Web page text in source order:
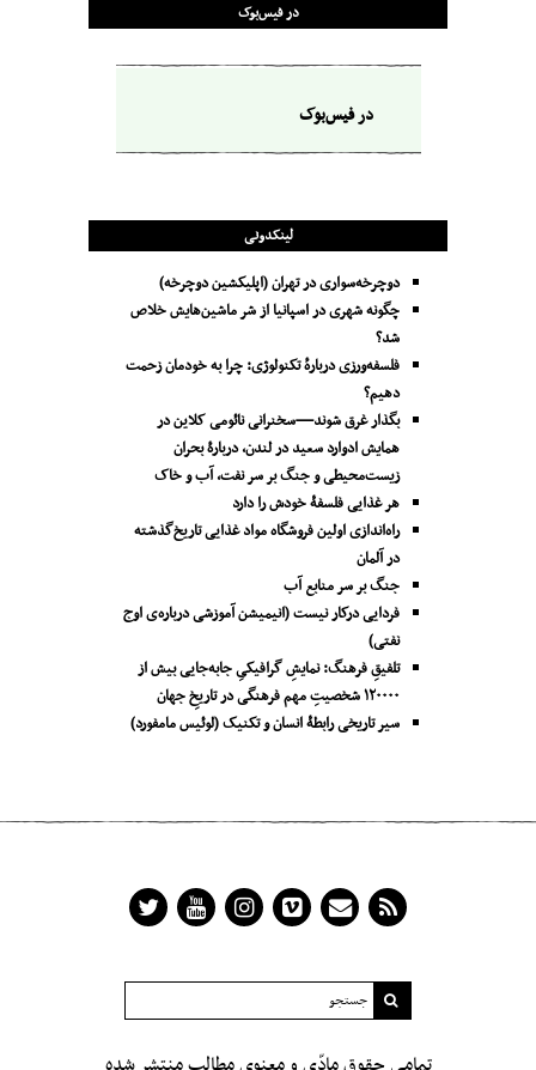
در فیس‌بوک
در فیس‌بوک
لینکدونی
دوچرخه‌سواری در تهران (اپلیکشین دوچرخه)
چگونه شهری در اسپانیا از شر ماشین‌هایش خلاص
شد؟
فلسفه‌ورزی دربارهٔ تکنولوژی: چرا به خودمان زحمت
دهیم؟
بگذار غرق شوند—سخنرانی نائومی کلاین در
همایش ادوارد سعید در لندن، دربارۀ بحران
زیست‌محیطی و جنگ بر سر نفت، آب و خاک
هر غذایی فلسفۀ خودش را دارد
راه‌اندازی اولین فروشگاه مواد غذایی تاریخ‌گذشته
در آلمان
جنگ بر سر منابع آب
فردایی درکار نیست (انیمیشن آموزشی درباره‌ی اوج
نفتی)
تلفیقِ فرهنگ: نمایشِ گرافیکیِ جا‌به‌جایی بیش از
۱۲۰۰۰۰ شخصیتِ مهم فرهنگی در تاریخِ جهان
سیر تاریخی رابطۀ انسان و تکنیک (لوئیس مامفورد)